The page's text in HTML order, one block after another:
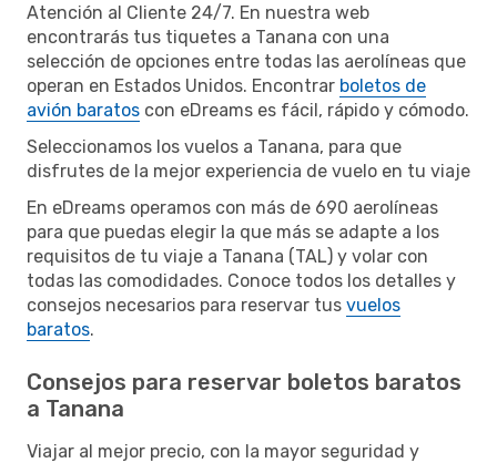
Atención al Cliente 24/7. En nuestra web
encontrarás tus tiquetes a Tanana con una
selección de opciones entre todas las aerolíneas que
operan en Estados Unidos. Encontrar boletos de
avión baratos con eDreams es fácil, rápido y cómodo.
Seleccionamos los vuelos a Tanana, para que
disfrutes de la mejor experiencia de vuelo en tu viaje
En eDreams operamos con más de 690 aerolíneas
para que puedas elegir la que más se adapte a los
requisitos de tu viaje a Tanana (TAL) y volar con
todas las comodidades. Conoce todos los detalles y
consejos necesarios para reservar tus vuelos
baratos.
Consejos para reservar boletos baratos
a Tanana
Viajar al mejor precio, con la mayor seguridad y